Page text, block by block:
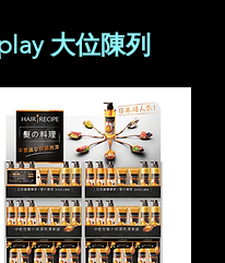
大位陳列